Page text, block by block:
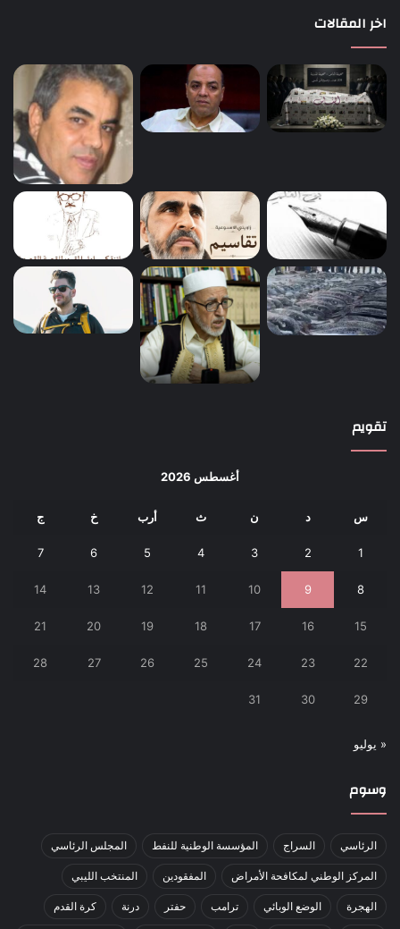
اخر المقالات
تقويم
أغسطس 2026
س د ن ث أرب خ ج
1
2
3
4
5
6
7
8
9
10
11
12
13
14
15
16
17
18
19
20
21
22
23
24
25
26
27
28
29
30
31
« يوليو
وسوم
الرئاسي السراج المؤسسة الوطنية للنفط المجلس الرئاسي
المركز الوطني لمكافحة الأمراض المفقودين المنتخب الليبي
الهجرة الوضع الوبائي ترامب حفتر درنة كرة القدم